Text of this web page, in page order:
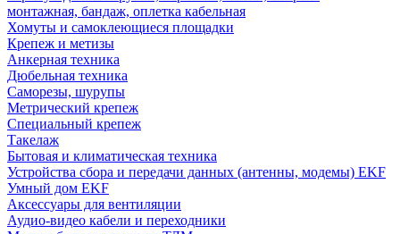
монтажная, бандаж, оплетка кабельная
Хомуты и самоклеющиеся площадки
Крепеж и метизы
Анкерная техника
Дюбельная техника
Саморезы, шурупы
Метрический крепеж
Специальный крепеж
Такелаж
Бытовая и климатическая техника
Устройства сбора и передачи данных (антенны, модемы) EKF
Умный дом EKF
Аксессуары для вентиляции
Аудио-видео кабели и переходники